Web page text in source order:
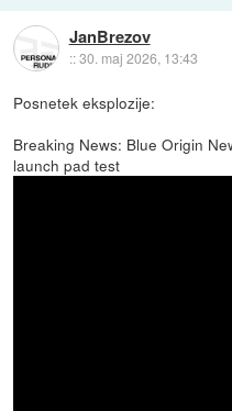
JanBrezov
::30. maj 2026, 13:43
Posnetek eksplozije:
Breaking News: Blue Origin
launch pad test